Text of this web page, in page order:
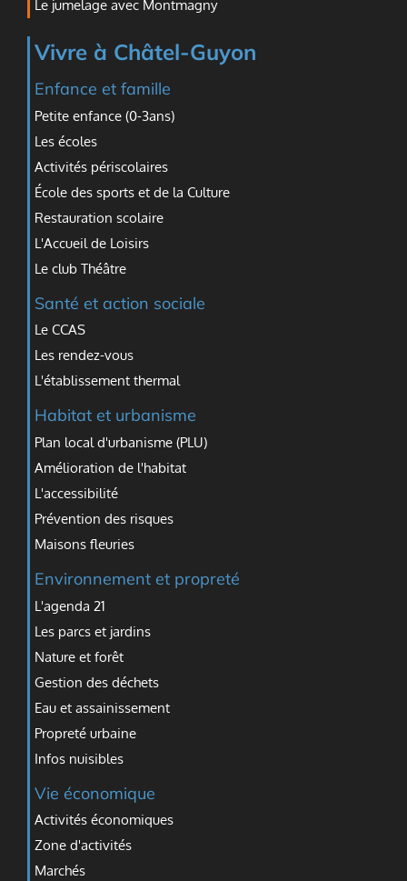
Le jumelage avec Montmagny
Vivre à Châtel-Guyon
Enfance et famille
Petite enfance (0-3ans)
Les écoles
Activités périscolaires
École des sports et de la Culture
Restauration scolaire
L'Accueil de Loisirs
Le club Théâtre
Santé et action sociale
Le CCAS
Les rendez-vous
L'établissement thermal
Habitat et urbanisme
Plan local d'urbanisme (PLU)
Amélioration de l'habitat
L'accessibilité
Prévention des risques
Maisons fleuries
Environnement et propreté
L'agenda 21
Les parcs et jardins
Nature et forêt
Gestion des déchets
Eau et assainissement
Propreté urbaine
Infos nuisibles
Vie économique
Activités économiques
Zone d'activités
Marchés